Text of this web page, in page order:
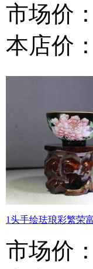
市场价：
本店价：
1头手绘珐琅彩繁荣
市场价：